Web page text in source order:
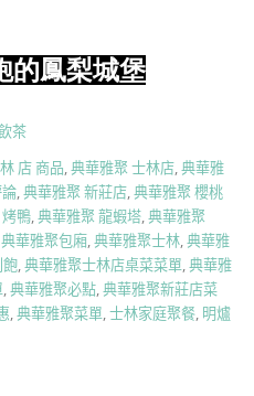
的鳳梨城堡
茶
店 商品,典華雅聚 士林店,典華雅
,典華雅聚 新莊店,典華雅聚 櫻桃
鴨,典華雅聚 龍蝦塔,典華雅聚
典華雅聚包廂,典華雅聚士林,典華雅
飽,典華雅聚士林店桌菜菜單,典華雅
,典華雅聚必點,典華雅聚新莊店菜
,典華雅聚菜單,士林家庭聚餐, 明爐